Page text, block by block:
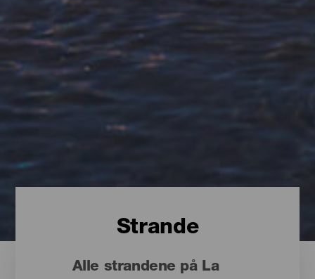
Strande
Alle strandene på La